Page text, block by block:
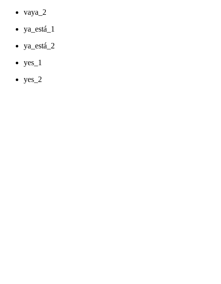
vaya_2
ya_está_1
ya_está_2
yes_1
yes_2